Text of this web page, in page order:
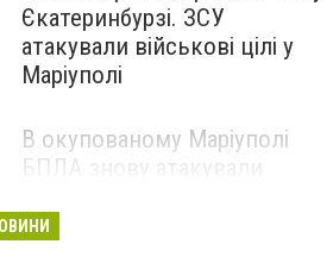
Єкатеринбурзі. ЗСУ
атакували військові цілі у
Маріуполі
В окупованому Маріуполі
БПЛА знову атакували
— ВІДЕО